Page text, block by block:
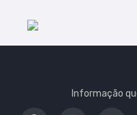
Informação